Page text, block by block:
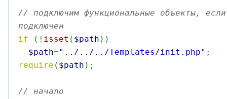
// подключим функциональные объекты,
подключен
if
( ! isset ( $path ) )
$path="../../../Templates/init.php" ;
require ( $path ) ;
// начало